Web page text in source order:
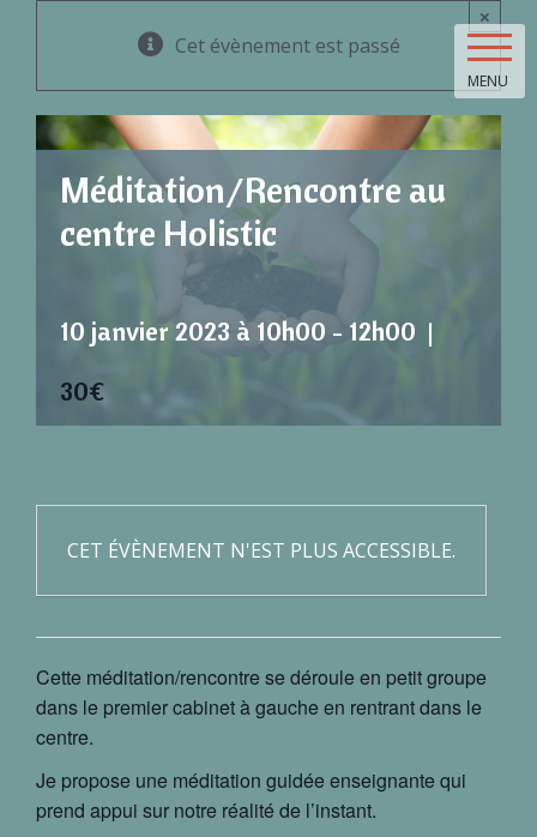
MENU
×
Cet évènement est passé
Méditation/Rencontre au
centre Holistic
10 janvier 2023 à 10h00 - 12h00 |
30€
CET ÉVÈNEMENT N'EST PLUS ACCESSIBLE.
Cette méditation/rencontre se déroule en petit groupe
dans le premier cabinet à gauche en rentrant dans le
centre.
Je propose une méditation guidée enseignante qui
prend appui sur notre réalité de l’instant.